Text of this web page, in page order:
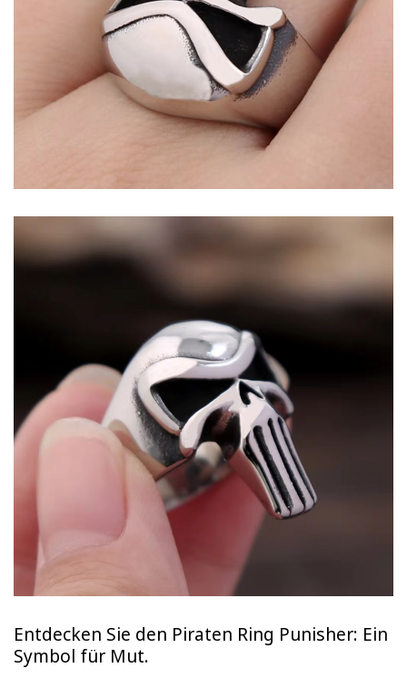
Entdecken Sie den Piraten Ring Punisher: Ein
Symbol für Mut.